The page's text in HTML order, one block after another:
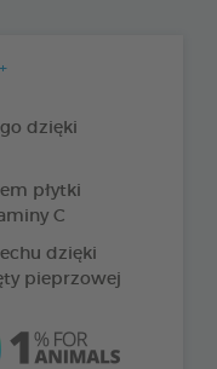
dzięki
płytki
C
dzięki
pieprzowej